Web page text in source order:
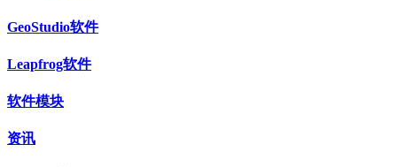
GeoStudio软件
Leapfrog软件
软件模块
资讯